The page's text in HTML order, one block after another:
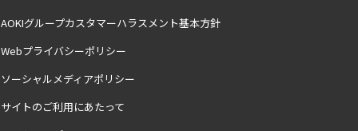
AOKIグループカスタマーハラスメント基本方針
Webプライバシーポリシー
ソーシャルメディアポリシー
サイトのご利用にあたって